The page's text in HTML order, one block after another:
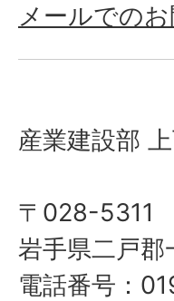
メールでの
産業建設部
〒028-5311
岩手県二戸
電話番号：